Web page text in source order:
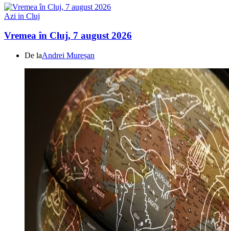
Azi in Cluj
Vremea în Cluj, 7 august 2026
De laAndrei Mureșan